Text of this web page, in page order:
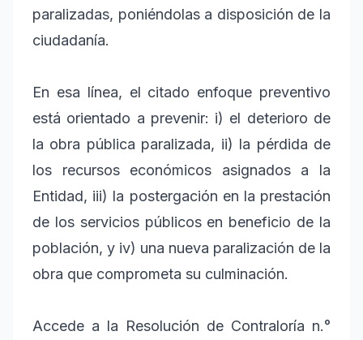
paralizadas, poniéndolas a disposición de la
ciudadanía.
En esa línea, el citado enfoque preventivo
está orientado a prevenir: i) el deterioro de
la obra pública paralizada, ii) la pérdida de
los recursos económicos asignados a la
Entidad, iii) la postergación en la prestación
de los servicios públicos en beneficio de la
población, y iv) una nueva paralización de la
obra que comprometa su culminación.
Accede a la Resolución de Contraloría n.°